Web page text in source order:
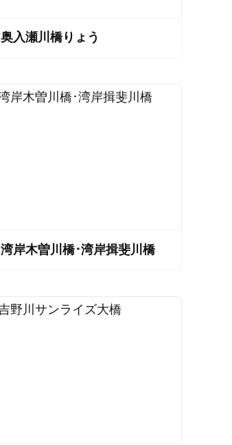
奥入瀬川橋りょう
湾岸木曽川橋･湾岸揖斐川橋